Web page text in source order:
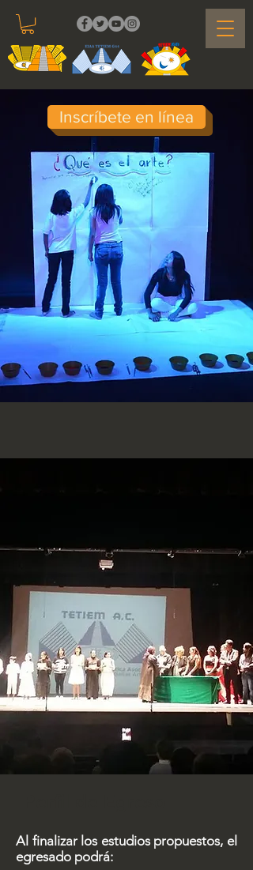
Inscríbete en línea
Al finalizar los estudios propuestos, el
egresado podrá: